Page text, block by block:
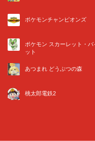
ポケモンチャンピオンズ
ポケモン スカーレット・バ
ット
あつまれ どうぶつの森
桃太郎電鉄2